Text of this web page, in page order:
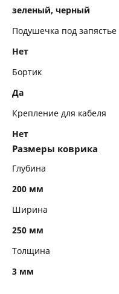
зеленый, черный
Подушечка под запястье
Нет
Бортик
Да
Крепление для кабеля
Нет
Размеры коврика
Глубина
200 мм
Ширина
250 мм
Толщина
3 мм